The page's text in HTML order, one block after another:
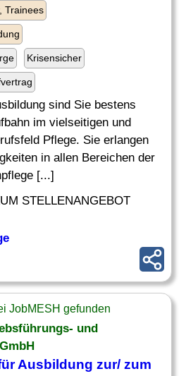
Trainees
Krisensicher
sind Sie bestens
im vielseitigen und
Pflege. Sie erlangen
in allen Bereichen der
[...]
STELLENANGEBOT
JobMESH gefunden
und
Ausbildung zur/ zum